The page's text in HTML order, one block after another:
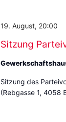
Sitzung
19. August, 20:00
Sitzung des
(Rebgasse 1, 4058